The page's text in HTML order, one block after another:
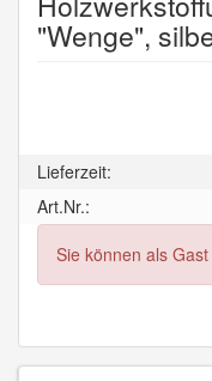
"Wenge",
Lieferzeit:
Art.Nr.:
Sie können als